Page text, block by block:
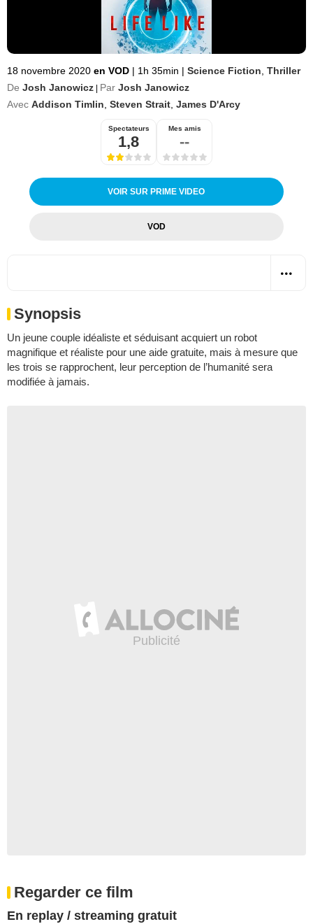
18 novembre 2020 en VOD | 1h 35min | Science Fiction Thriller
De Josh Janowicz Par Josh Janowicz
Avec Addison Timlin Steven Strait James D'Arcy
Spectateurs
1,8
Mes amis
--
VOIR SUR PRIME VIDEO
VOD
Synopsis
Un jeune couple idéaliste et séduisant acquiert un robot
magnifique et réaliste pour une aide gratuite, mais à mesure que
les trois se rapprochent, leur perception de l’humanité sera
modifiée à jamais.
Regarder ce film
En replay / streaming gratuit